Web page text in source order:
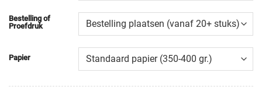
Bestelling of
Proefdruk
Papier